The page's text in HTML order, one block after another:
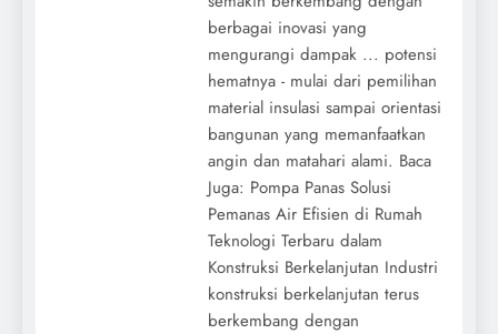
berbagai inovasi yang
mengurangi dampak ... potensi
hematnya - mulai dari pemilihan
material insulasi sampai orientasi
bangunan yang memanfaatkan
angin dan matahari alami. Baca
Juga: Pompa Panas Solusi
Pemanas Air Efisien di Rumah
Teknologi Terbaru dalam
Konstruksi Berkelanjutan Industri
konstruksi berkelanjutan terus
berkembang dengan